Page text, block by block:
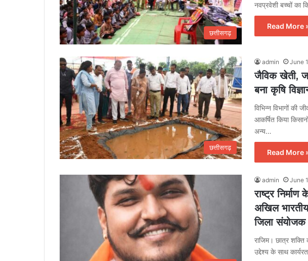
छत्तीसगढ़
नवप्रवेशी बच्चों का
Read More
छत्तीसगढ़
admin June
जैविक खेती,
बना कृषि
विभिन्न विभागों की
आकर्षित किया
अन्य…
Read More
admin June
राष्ट्र
अखिल भारतीय
जिला
राजिम। छात्र शक्ति
उद्देश्य के साथ